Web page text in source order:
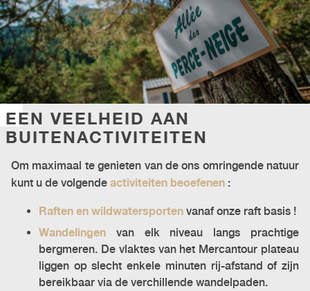
EEN VEELHEID AAN
BUITENACTIVITEITEN
Om maximaal te genieten van de ons omringende natuur
kunt u de volgende activiteiten beoefenen :
Raften en wildwatersporten vanaf onze raft basis !
Wandelingen van elk niveau langs prachtige
bergmeren. De vlaktes van het Mercantour plateau
liggen op slecht enkele minuten rij-afstand of zijn
bereikbaar via de verchillende wandelpaden.